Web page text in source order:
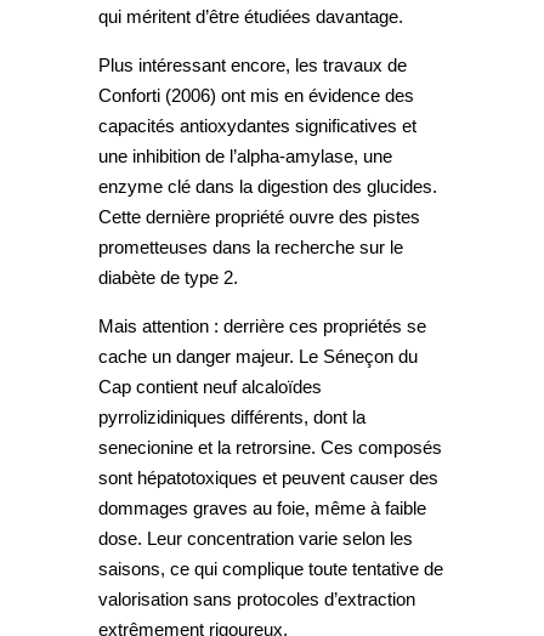
qui méritent d’être étudiées davantage.
Plus intéressant encore, les travaux de
Conforti (2006) ont mis en évidence des
capacités antioxydantes significatives et
une inhibition de l’alpha-amylase, une
enzyme clé dans la digestion des glucides.
Cette dernière propriété ouvre des pistes
prometteuses dans la recherche sur le
diabète de type 2.
Mais attention : derrière ces propriétés se
cache un danger majeur. Le Séneçon du
Cap contient neuf alcaloïdes
pyrrolizidiniques différents, dont la
senecionine et la retrorsine. Ces composés
sont hépatotoxiques et peuvent causer des
dommages graves au foie, même à faible
dose. Leur concentration varie selon les
saisons, ce qui complique toute tentative de
valorisation sans protocoles d’extraction
extrêmement rigoureux.